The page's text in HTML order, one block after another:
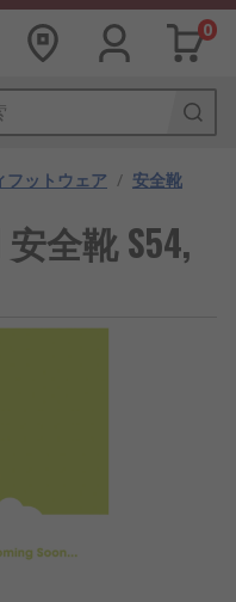
0
フットウェア / 安全靴
全靴 S54,